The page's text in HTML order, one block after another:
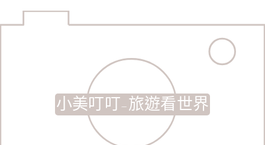
小美叮叮-旅遊看世界